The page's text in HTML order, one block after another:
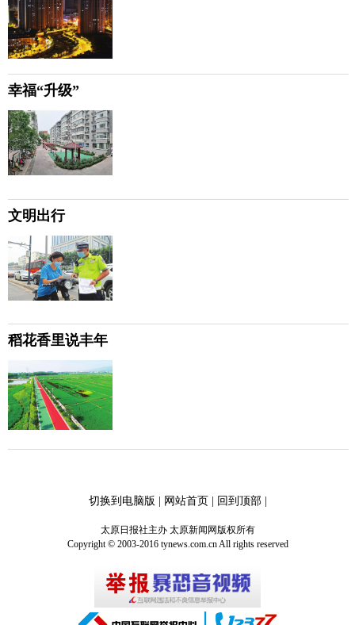
幸福“升级”
文明出行
稻花香里说丰年
切换到电脑版 | 网站首页| 回到顶部|
太原日报社主办 太原新闻网版权所有
Copyright © 2003-2016 tynews.com.cn All rights reserved